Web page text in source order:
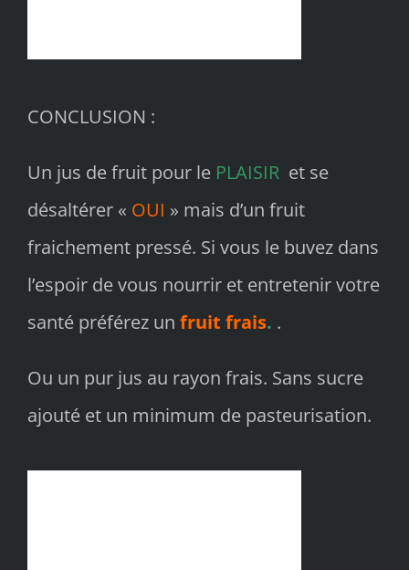
CONCLUSION :
Un jus de fruit pour le PLAISIR et se
désaltérer « OUI » mais d’un fruit
fraichement pressé. Si vous le buvez dans
l’espoir de vous nourrir et entretenir votre
santé préférez un fruit frais. .
Ou un pur jus au rayon frais. Sans sucre
ajouté et un minimum de pasteurisation.